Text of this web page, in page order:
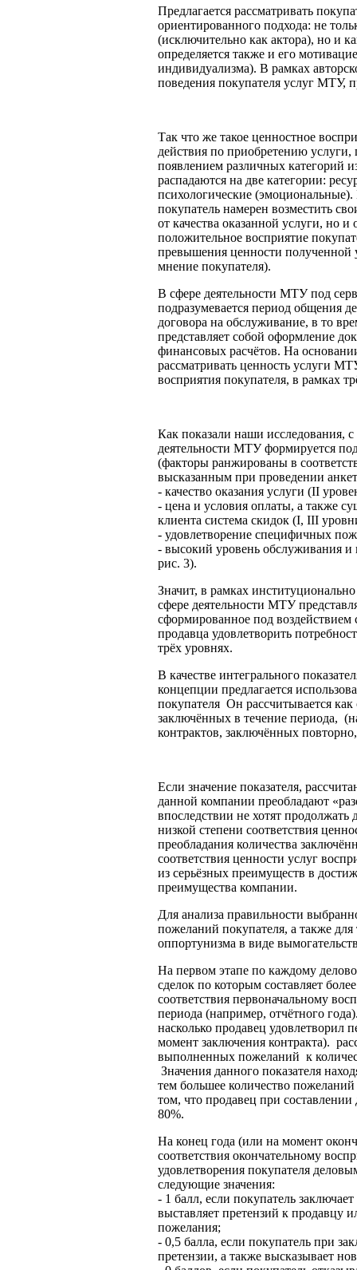
Предлагается рассматривать
ориентированного подхода: не
(исключительно как актора), но и
определяется также и его
индивидуализма). В рамках
поведения покупателя услуг МТУ,
Так что же такое ценностное
действия по приобретению услуги,
появлением различных категорий
распадаются на две категории:
психологические (эмоциональные).
покупатель намерен возместить
от качества оказанной услуги, но
положительное восприятие
превышения ценности полученной
мнение покупателя).
В сфере деятельности МТУ под
подразумевается период общения
договора на обслуживание, в то
представляет собой оформление
финансовых расчётов. На
рассматривать ценность услуги
восприятия покупателя, в рамках
Как показали наши исследования,
деятельности МТУ формируется
(факторы ранжированы в
высказанным при проведении
- качество оказания услуги (II
- цена и условия оплаты, а также
клиента система скидок (I, III
- удовлетворение специфичных
- высокий уровень обслуживания
рис. 3).
Значит, в рамках
сфере деятельности МТУ
сформированное под
продавца удовлетворить
трёх уровнях.
В качестве интегрального
концепции предлагается
покупателя Он рассчитывается
заключённых в течение периода,
контрактов, заключённых
Если значение показателя,
данной компании преобладают
впоследствии не хотят продолжать
низкой степени соответствия
преобладания количества
соответствия ценности услуг
из серьёзных преимуществ в
преимущества компании.
Для анализа правильности
пожеланий покупателя, а также
оппортунизма в виде
На первом этапе по каждому
сделок по которым составляет
соответствия первоначальному
периода (например, отчётного
насколько продавец удовлетворил
момент заключения контракта).
выполненных пожеланий к
Значения данного показателя
тем большее количество
том, что продавец при
80%.
На конец года (или на момент
соответствия окончательному
удовлетворения покупателя
следующие значения:
- 1 балл, если покупатель
выставляет претензий к продавцу
пожелания;
- 0,5 балла, если покупатель при
претензии, а также высказывает